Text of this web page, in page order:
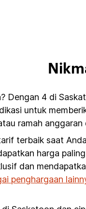
Dengan 4 di
untuk
ramah
terbaik saat
harga
dan
penghargaan